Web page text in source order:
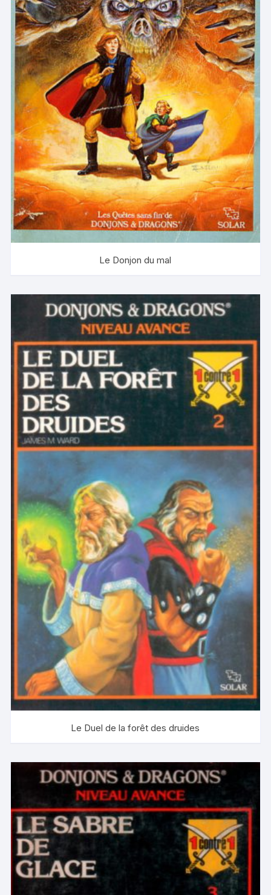
Le Donjon du mal
Le Duel de la forêt des druides